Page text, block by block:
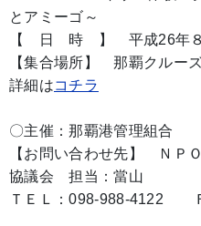
とアミーゴ～
【 日 時 】 平成26年８
【集合場所】 那覇クルー
詳細はコチラ
〇主催：那覇港管理組合
【お問い合わせ先】 ＮＰ
協議会 担当：當山
ＴＥＬ：098-988-4122